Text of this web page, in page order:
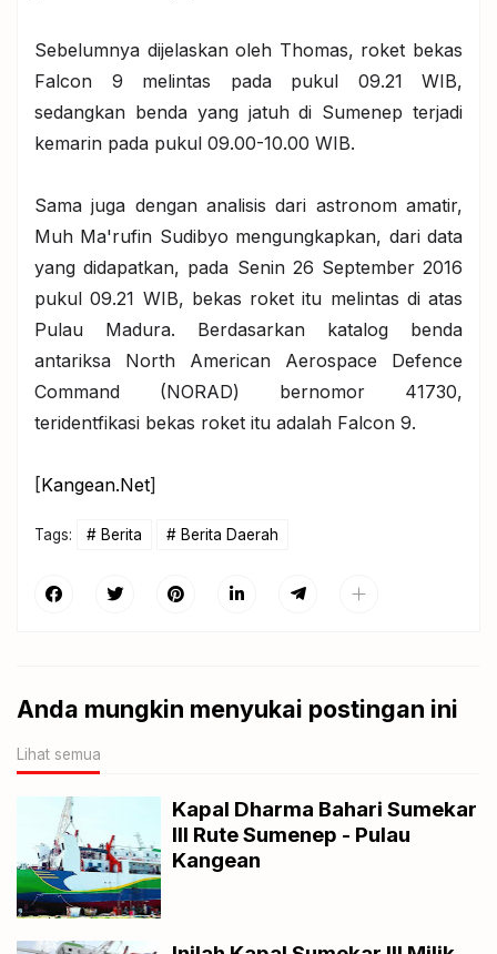
Sebelumnya dijelaskan oleh Thomas, roket bekas
Falcon 9 melintas pada pukul 09.21 WIB,
sedangkan benda yang jatuh di Sumenep terjadi
kemarin pada pukul 09.00-10.00 WIB.
Sama juga dengan analisis dari astronom amatir,
Muh Ma'rufin Sudibyo mengungkapkan, dari data
yang didapatkan, pada Senin 26 September 2016
pukul 09.21 WIB, bekas roket itu melintas di atas
Pulau Madura. Berdasarkan katalog benda
antariksa North American Aerospace Defence
Command (NORAD) bernomor 41730,
teridentfikasi bekas roket itu adalah Falcon 9.
[Kangean.Net]
Tags: Berita Berita Daerah
Anda mungkin menyukai postingan ini
Lihat semua
Kapal Dharma Bahari Sumekar
III Rute Sumenep - Pulau
Kangean